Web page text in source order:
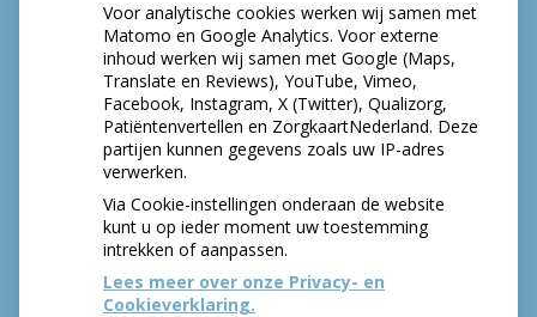
Voor analytische cookies werken wij samen met
Matomo en Google Analytics. Voor externe
inhoud werken wij samen met Google (Maps,
Translate en Reviews), YouTube, Vimeo,
Facebook, Instagram, X (Twitter), Qualizorg,
Patiëntenvertellen en ZorgkaartNederland. Deze
partijen kunnen gegevens zoals uw IP-adres
verwerken.
Via Cookie-instellingen onderaan de website
kunt u op ieder moment uw toestemming
intrekken of aanpassen.
Lees meer over onze Privacy- en
Cookieverklaring.